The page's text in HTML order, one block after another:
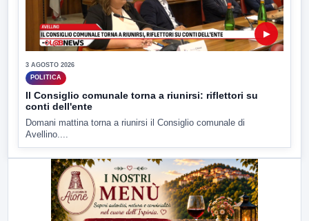
▶
3 AGOSTO 2026
POLITICA
Il Consiglio comunale torna a riunirsi: riflettori su
conti dell'ente
Domani mattina torna a riunirsi il Consiglio comunale di
Avellino....